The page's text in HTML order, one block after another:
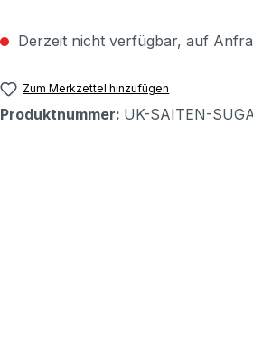
Derzeit nicht verfügbar, auf
Zum Merkzettel hinzufügen
Produktnummer: UK-SAITEN-